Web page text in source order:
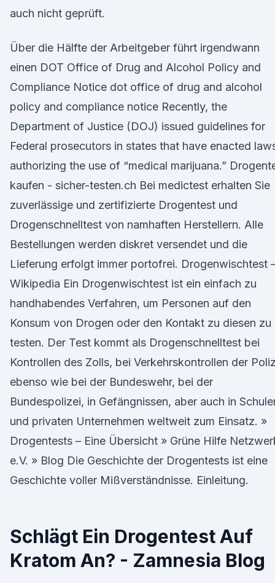
auch nicht geprüft.
Über die Hälfte der Arbeitgeber führt irgendwann
einen DOT Office of Drug and Alcohol Policy and
Compliance Notice dot office of drug and alcohol
policy and compliance notice Recently, the
Department of Justice (DOJ) issued guidelines for
Federal prosecutors in states that have enacted
authorizing the use of “medical marijuana.”
kaufen - sicher-testen.ch Bei medictest erhalten Sie
zuverlässige und zertifizierte Drogentest und
Drogenschnelltest von namhaften Herstellern. Alle
Bestellungen werden diskret versendet und die
Lieferung erfolgt immer portofrei. Drogenwischtest
Wikipedia Ein Drogenwischtest ist ein einfach zu
handhabendes Verfahren, um Personen auf den
Konsum von Drogen oder den Kontakt zu diesen zu
testen. Der Test kommt als Drogenschnelltest bei
Kontrollen des Zolls, bei Verkehrskontrollen der
ebenso wie bei der Bundeswehr, bei der
Bundespolizei, in Gefängnissen, aber auch in
und privaten Unternehmen weltweit zum Einsatz. »
Drogentests – Eine Übersicht » Grüne Hilfe
e.V. » Blog Die Geschichte der Drogentests ist eine
Geschichte voller Mißverständnisse. Einleitung.
Schlägt Ein Drogentest Auf
Kratom An? - Zamnesia Blog